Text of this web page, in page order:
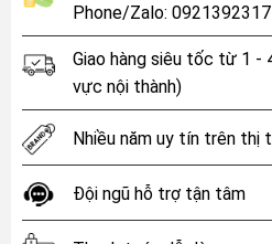
Phone/Zalo: 0921392317
Giao hàng siêu tốc từ 1 -
vực nội thành)
Nhiều năm uy tín trên thị
Đội ngũ hỗ trợ tận tâm